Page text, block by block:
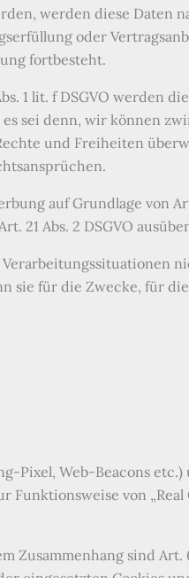
werden diese Daten
oder
fortbesteht.
1 lit. f DSGVO werden
es sei denn, wir können
und Freiheiten
auf Grundlage von
21 Abs. 2 DSGVO
sie für die Zwecke, für
Pixel, Web-Beacons
Funktionsweise von „Real
Zusammenhang sind Art.